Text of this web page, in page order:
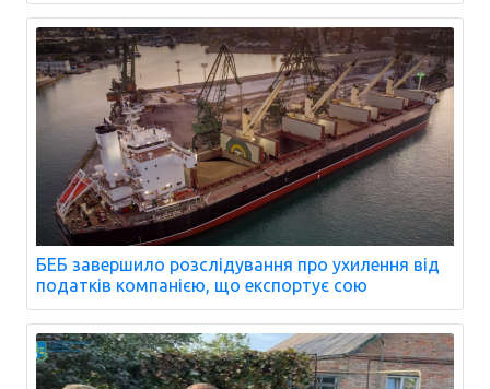
БЕБ завершило розслідування про ухилення від
податків компанією, що експортує сою